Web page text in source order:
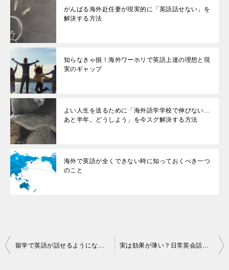
がんばる海外赴任妻が現実的に「英語話せない」を
解決する方法
知らなきゃ損！海外ワーホリで英語上達の理想と現
実のギャップ
よい人生を送るために「海外語学学校で伸びない…
あと半年。どうしよう」を今スグ解決する方法
海外で英語が全くできない時に知っておくべき一つ
のこと
投
留学で英語が話せるようになる期間ってどのくらい？実際に英語が口から飛び出るの？ 実は効果が薄い？日常英会話レベルを習得できない方法？